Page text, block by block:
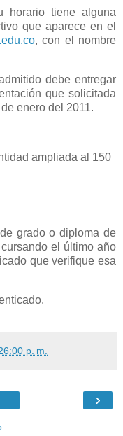
horario tiene alguna
que aparece en el
, con el nombre
debe entregar
que solicitada
enero del 2011.
ampliada al 150
grado o diploma de
el último año
que verifique esa
p. m.
›